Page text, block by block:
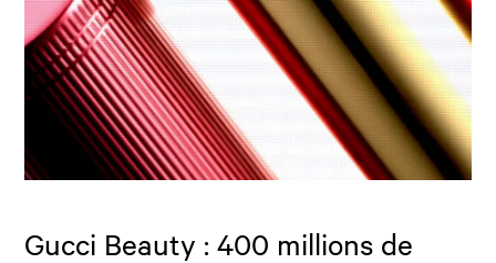
Gucci Beauty : 400 millions de